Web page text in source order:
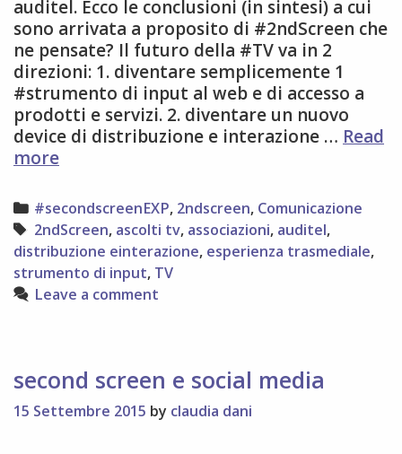
auditel. Ecco le conclusioni (in sintesi) a cui
sono arrivata a proposito di #2ndScreen che
ne pensate? Il futuro della #TV va in 2
direzioni: 1. diventare semplicemente 1
#strumento di input al web e di accesso a
prodotti e servizi. 2. diventare un nuovo
device di distribuzione e interazione … Read
morequalche
sulla
#2ndScreen
Categories
#secondscreenEXP, 2ndscreen, Comunicazione
Tags
2ndScreen, ascolti tv, associazioni, auditel,
distribuzione einterazione, esperienza trasmediale,
strumento di input, TV
Leave a comment
second screen e social media
15 Settembre 2015 by claudia dani